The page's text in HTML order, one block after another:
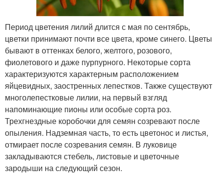
Период цветения лилий длится с мая по сентябрь,
цветки принимают почти все цвета, кроме синего. Цветы
бывают в оттенках белого, желтого, розового,
фиолетового и даже пурпурного. Некоторые сорта
характеризуются характерным расположением
яйцевидных, заостренных лепестков. Также существуют
многолепестковые лилии, на первый взгляд
напоминающие пионы или особые сорта роз.
Трехгнездные коробочки для семян созревают после
опыления. Надземная часть, то есть цветонос и листья,
отмирает после созревания семян. В луковице
закладываются стебель, листовые и цветочные
зародыши на следующий сезон.